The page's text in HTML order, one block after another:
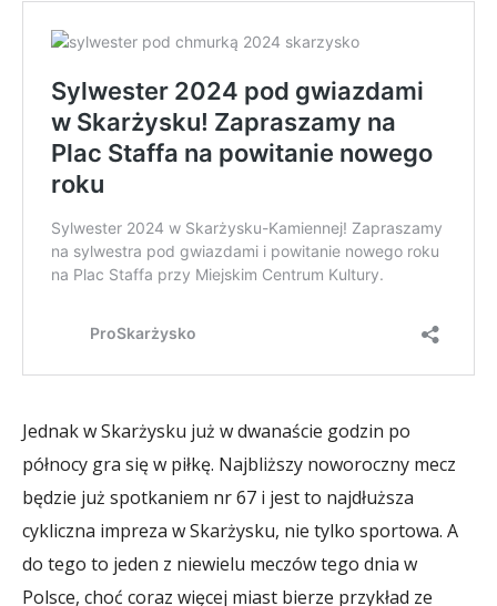
Jednak w Skarżysku już w dwanaście godzin po
północy gra się w piłkę. Najbliższy noworoczny mecz
będzie już spotkaniem nr 67 i jest to najdłuższa
cykliczna impreza w Skarżysku, nie tylko sportowa. A
do tego to jeden z niewielu meczów tego dnia w
Polsce, choć coraz więcej miast bierze przykład ze